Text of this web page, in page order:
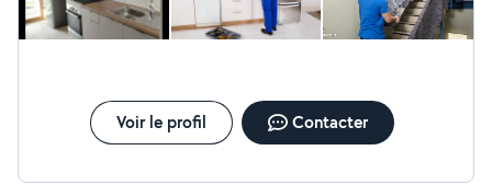
Voir le profil Contacter